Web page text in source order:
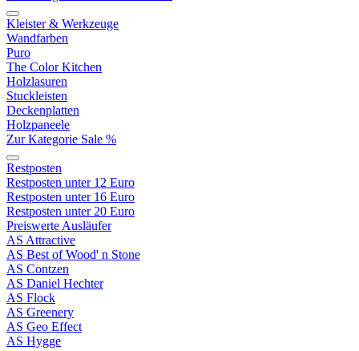
Kleister & Werkzeuge
Wandfarben
Puro
The Color Kitchen
Holzlasuren
Stuckleisten
Deckenplatten
Holzpaneele
Zur Kategorie Sale %
Restposten
Restposten unter 12 Euro
Restposten unter 16 Euro
Restposten unter 20 Euro
Preiswerte Ausläufer
AS Attractive
AS Best of Wood' n Stone
AS Contzen
AS Daniel Hechter
AS Flock
AS Greenery
AS Geo Effect
AS Hygge